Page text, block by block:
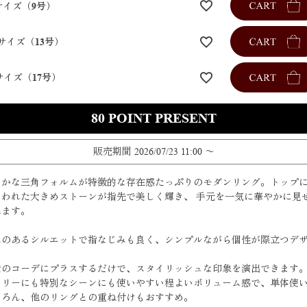
ズ（9号）
イズ（13号）
ズ（17号）
80
販売期間 2026/07/23 11:00 〜
な三角フォルムが特徴的な存在感たっぷりのモダンリング。トップ
れた大きめストーンが指先で美しく輝き、 手元を一気に華やかに見
す。
あるシルエットで指なじみも良く、シンプルながら個性が際立つデ
コーデにプラスするだけで、スタイリッシュな印象を演出できます。
ーにも特別なシーンにも使いやすい程よいボリューム感で、単体使
ん、他のリングとの重ね付けもおすすめ。